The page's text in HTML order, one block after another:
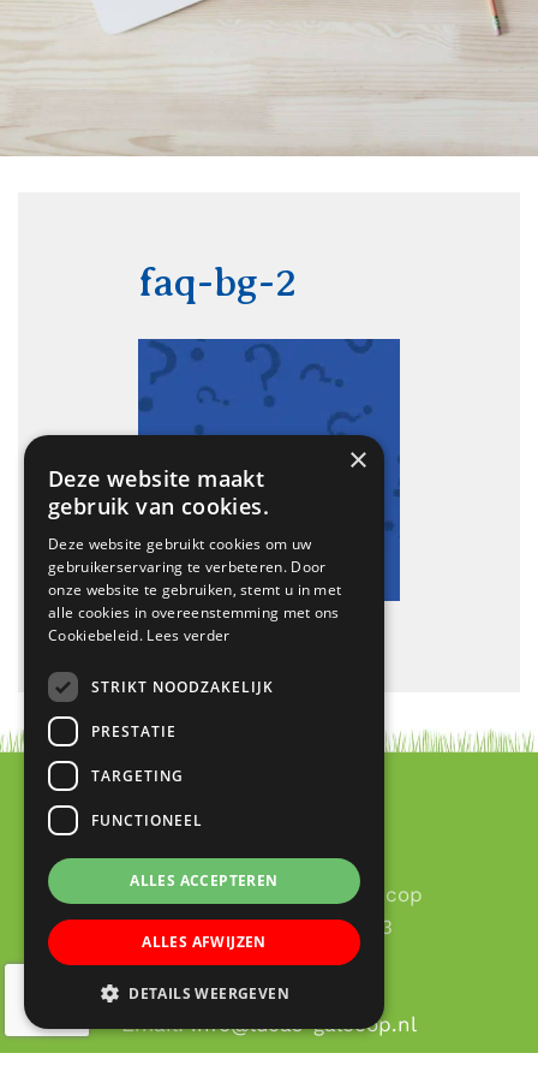
faq-bg-2
Contact
RK Basisschool Lucas Galecop
Aert de Gelderhage 1 - 3
3437 KB Nieuwegein
030 – 60 377 49
Email:info@lucas-galecop.nl
×
Deze website maakt
gebruik van cookies.
Deze website gebruikt cookies om uw
gebruikerservaring te verbeteren. Door
onze website te gebruiken, stemt u in met
alle cookies in overeenstemming met ons
Cookiebeleid. Lees verder
STRIKT NOODZAKELIJK
PRESTATIE
TARGETING
FUNCTIONEEL
ALLES ACCEPTEREN
ALLES AFWIJZEN
DETAILS WEERGEVEN